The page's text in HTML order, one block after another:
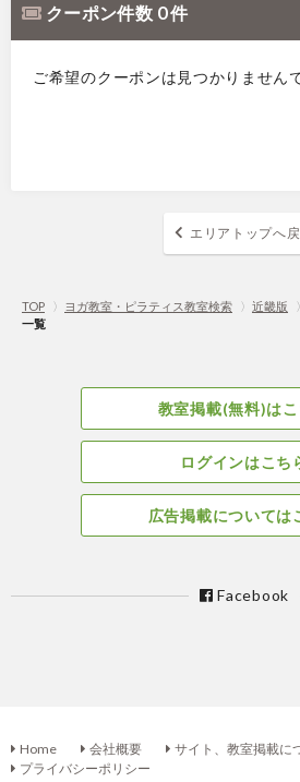
クーポン件数 0 件
ご希望のクーポンは見つかりません
エリアトップへ
TOP 〉 ヨガ教室・ピラティス教室検索 〉 近畿版 〉
一覧
教室掲載(無料)はこ
ログインはこち
広告掲載については
Facebook
Home 会社概要
サイト、教室掲載に
プライバシーポリシー